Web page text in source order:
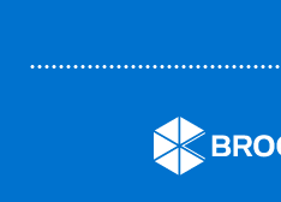
Nieuws & Blogs
Algemene voorwaarden